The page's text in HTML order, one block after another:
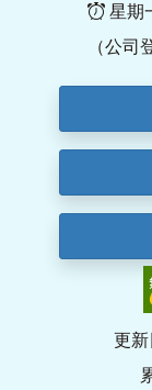
星期
（公司
更